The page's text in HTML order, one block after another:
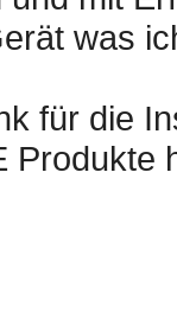
was
für die
Produkte